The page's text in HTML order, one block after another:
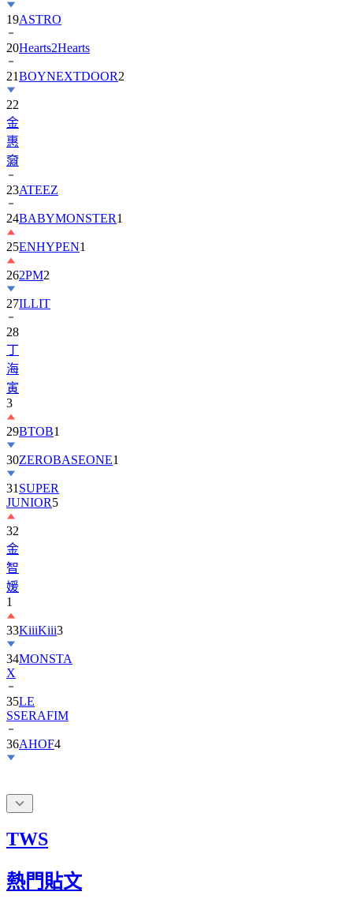
19ASTRO
20Hearts2Hearts
21BOYNEXTDOOR2
22
金
惠
奫
23ATEEZ
24BABYMONSTER1
25ENHYPEN1
262PM2
27ILLIT
28
丁
海
寅
3
29BTOB1
30ZEROBASEONE1
31 SUPER
JUNIOR5
32
金
智
媛
1
33KiiiKiii3
34MONSTA
X
35LE
SSERAFIM
36AHOF4
TWS
熱門貼文